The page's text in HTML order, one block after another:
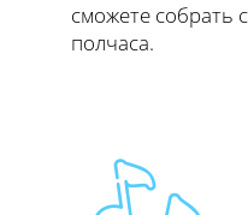
сможете собрать
полчаса.